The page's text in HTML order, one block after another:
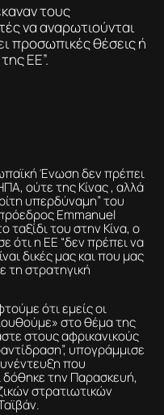
τους
να αναρωτιούνται
προσωπικές θέσεις ή
ΕΕ”.
Ένωση δεν πρέπει
ούτε της Κίνας , αλλά
υπερδύναμη” του
Emmanuel
του στην Κίνα, ο
ότι η ΕΕ “δεν πρέπει να
δικές μας και που μας
τη στρατηγική
ότι εμείς οι
στο θέμα της
στους αφρικανικούς
υπογράμμισε
που
δόθηκε την Παρασκευή,
στρατιωτικών